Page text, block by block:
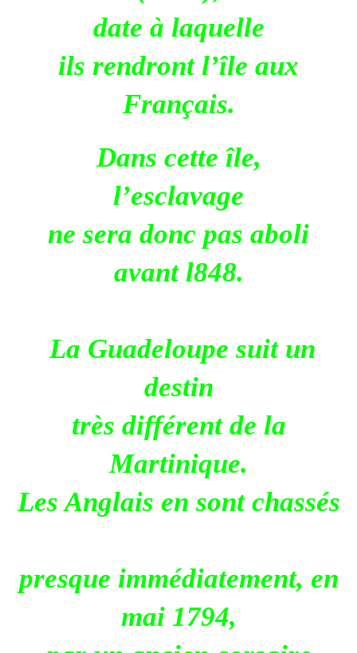
date à laquelle
ils rendront l’île aux
Français.
Dans cette île,
l’esclavage
ne sera donc pas aboli
avant l848.
La Guadeloupe suit un
destin
très différent de la
Martinique.
Les Anglais en sont chassés
presque immédiatement, en
mai 1794,